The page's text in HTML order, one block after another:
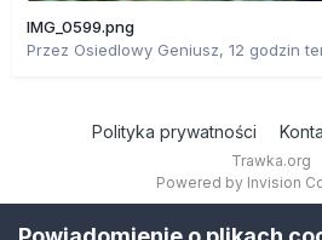
IMG_0599.png
Przez Osiedlowy Geniusz, 12 godzin
Polityka prywatności
Trawka.org
Powered by Invision